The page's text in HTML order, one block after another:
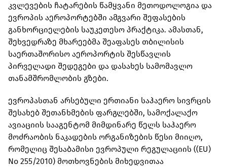
კვლევების ჩატარების წამყვანი მეთოდოლოგია და
ევროპის აეროპორტებში ამგვარი შეფასების
განხორციელების საუკეთესო პრაქტიკა. ამასთან,
შეხვედრაზე მხარეებმა შეაფასეს თბილისის
საერთაშორისო აეროპორტის შესწავლის
პირველადი შედეგები და დასახეს სამომავლო
თანამშრომლობის გზები.
ევროპასთან არსებული ერთიანი საჰაერო სივრცის
შესახებ შეთანხმების ფარგლებში, სამოქალაქო
ავიაციის სააგენტომ მიმდინარე წელს საჰაერო
მოძრაობის ნაკადების ორგანიზების წესი მიიღო,
რომელიც შესაბამისი ევროპული რეგულაციის ((EU)
No 255/2010) მოთხოვნების მიხედვითაა